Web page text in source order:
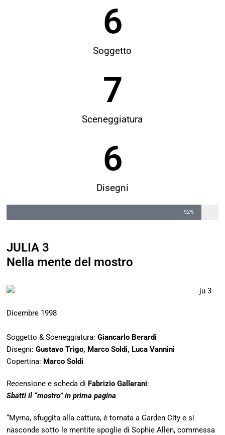
Soggetto
6
Sceneggiatura
7
Disegni
6
92%
JULIA 3
Nella mente del mostro
Dicembre 1998
Soggetto & Sceneggiatura: Giancarlo Berardi
Disegni:Gustavo Trigo, Marco Soldi, Luca Vannini
Copertina: Marco Soldi
Recensione e scheda di Fabrizio Gallerani:
Sbatti il “mostro” in prima pagina
“Myrna, sfuggita alla cattura, è tornata a Garden City e si
nasconde sotto le mentite spoglie di Sophie Allen, commessa